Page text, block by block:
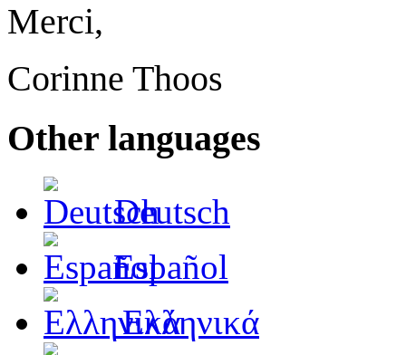
Merci,
Corinne Thoos
Other languages
Deutsch
Español
Ελληνικά